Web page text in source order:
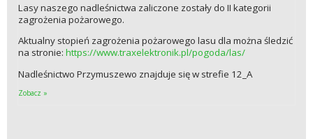
Lasy naszego nadleśnictwa zaliczone zostały do II kategorii
zagrożenia pożarowego.
Aktualny stopień zagrożenia pożarowego lasu dla można śledzić
na stronie: https://www.traxelektronik.pl/pogoda/las/
Nadleśnictwo Przymuszewo znajduje się w strefie 12_A
Zobacz »